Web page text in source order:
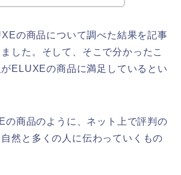
の商品について調べた結果を記事
した。そして、そこで分かったこ
ELUXEの商品に満足しているとい
の商品のように、ネット上で評判の
然と多くの人に伝わっていくもの